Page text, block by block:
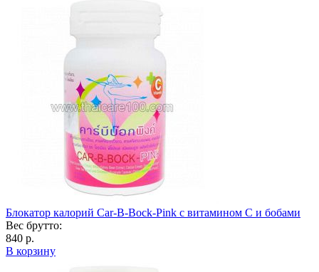
Блокатор калорий Car-B-Bock-Pink c витамином C и бобами
Вес брутто:
840 р.
В корзину